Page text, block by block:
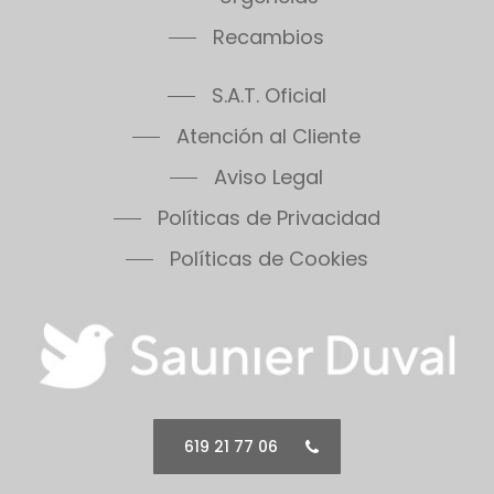
Recambios
S.A.T. Oficial
Atención al Cliente
Aviso Legal
Políticas de Privacidad
Políticas de Cookies
619 21 77 06